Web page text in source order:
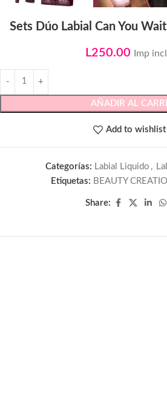
Sets Dúo Labial Can You
L250.00 Imp
AÑADIR AL
Add to wishlist
Categorías: Labial Liquido ,
Etiquetas: BEAUTY
Share: